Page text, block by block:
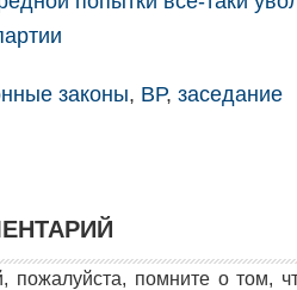
законы, ВР, заседание
пожалуйста, помните о том,